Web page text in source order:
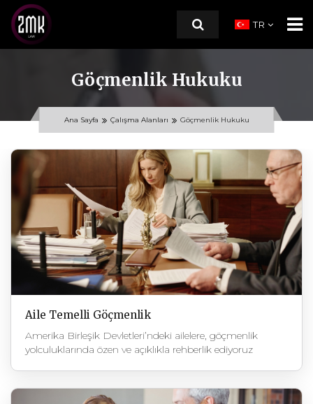
TR
ANA SAYFA
ÇALIŞMA ALANLARI
Göçmenlik Hukuku
Aile Hukuku
KAYNAKLAR
İLETİŞİM
Göçmenlik Hukuku
Ana Sayfa Çalışma Alanları Göçmenlik Hukuku
Aile Temelli Göçmenlik
Amerika Birleşik Devletleri’ndeki ailelere, göçmenlik
yolculuklarında özen ve açıklıkla rehberlik ediyoruz